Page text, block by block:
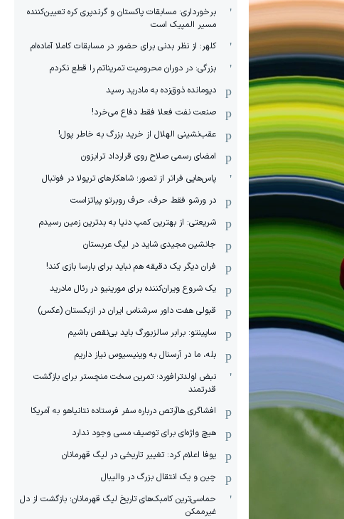
برخورداری: مسابقات پاکستان و گرندپری کره تعیین‌کننده
مسیر المپیک است
کلهر: از نظر بدنی برای حضور در مسابقات کاملا آماده‌ام
بزرگی: در دوران محرومیت تمریناتم را قطع نکردم
دیومانده ذوق‌زده به مادرید رسید
صنعت نفت فعلا فقط دفاع می‌خرد!
عقب‌نشینی الهلال از خرید بزرگ به خاطر پول!
امضای رسمی صلاح روی قرارداد ترابزون
پاس‌هایی فراتر از تصور؛ شاهکارهای تریولا در فوتبال
در ورشو فقط حرف، حرف روبرتو پیاتزاست
شریعتی: از بهترین کمپ‌ دنیا به بدترین زمین‌ رسیدم
جانشین مجیدی شاید در لیگ عربستان
فران دیگر یک دقیقه هم نباید برای بارسا بازی کند!
یک شروع ویران‌کننده برای مورینیو در رئال مادرید
قبولی هفت داور سرشناس ایران در ازبکستان (عکس)
ساپینتو: برابر سالزبورگ باید بی‌نقص باشیم
بله، ما در آرسنال به وینیسیوس نیاز داریم
نبض اولدترافورد؛ تمرین سخت منچستر برای بازگشت
قدرتمند
افشاگری هاآرتص درباره سفر فرستاده نتانیاهو به آمریکا
هیچ واژه‌ای برای توصیف مسی وجود ندارد
یوفا اعلام کرد: تغییر تاریخی در لیگ قهرمانان
چین و یک انتقال بزرگ در والیبال
حماسی‌ترین کامبک‌های تاریخ لیگ قهرمانان؛ بازگشت از دل
غیرممکن